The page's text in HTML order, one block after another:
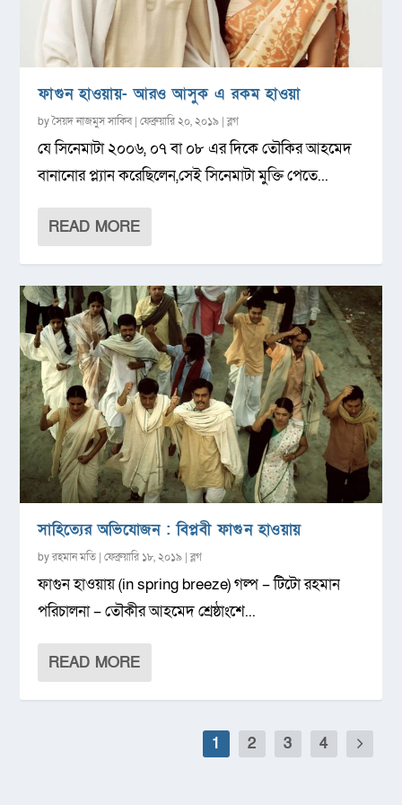
ফাগুন হাওয়ায়- আরও আসুক এ রকম হাওয়া
byসৈয়দ নাজমুস সাকিব|ফেব্রুয়ারি ২০, ২০১৯ |ব্লগ
যে সিনেমাটা ২০০৬, ০৭ বা ০৮ এর দিকে তৌকির আহমেদ
বানানোর প্ল্যান করেছিলেন,সেই সিনেমাটা মুক্তি পেতে...
READ MORE
সাহিত্যের অভিযোজন : বিপ্লবী ফাগুন হাওয়ায়
byরহমান মতি |ফেব্রুয়ারি ১৮, ২০১৯ |ব্লগ
ফাগুন হাওয়ায় (in spring breeze) গল্প – টিটো রহমান
পরিচালনা – তৌকীর আহমেদ শ্রেষ্ঠাংশে...
READ MORE
1 2 3 4